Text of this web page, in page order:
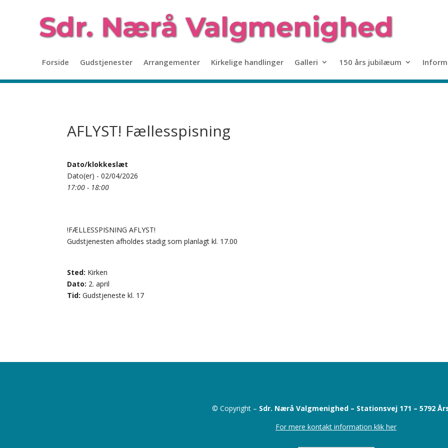
Forside Gudstjenester Arrangementer Kirkelige handlinger Galleri 150 års jubilæum
AFLYST! Fællesspisning
Dato/klokkeslæt
Dato(er) - 02/04/2026
17:00 - 18:00
!FÆLLESSPISNING AFLYST!
Gudstjenesten afholdes stadig som planlagt kl. 17.00
Sted: Kirken
Dato: 2. april
Tid:Gudstjeneste kl. 17
© Copyright – Sdr. Nærå Valgmenighed – Stationsvej 171 – 5792
For mere kontakt information klik her